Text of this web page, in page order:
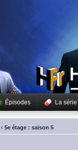
Épisodes La série
‹ 5e étage : saison 5